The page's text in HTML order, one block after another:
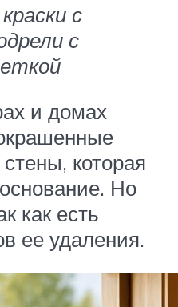
с
с
и домах
которая
Но
как есть
ее удаления.